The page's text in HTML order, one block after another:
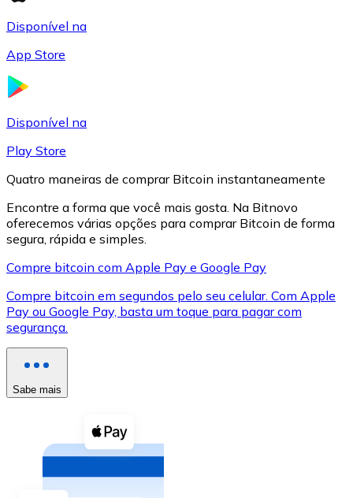
XRP
XRP
Ver tudo
Cupons cripto
Compre criptomoedas com dinheiro e outros
Comprar com dinheiro
Disponível na
App Store
Disponível na
Play Store
Quatro maneiras de comprar Bitcoin instantaneamente
Encontre a forma que você mais gosta. Na Bitnovo
oferecemos várias opções para comprar Bitcoin de forma
segura, rápida e simples.
Compre bitcoin com Apple Pay e Google Pay
Compre bitcoin em segundos pelo seu celular. Com Apple
Pay ou Google Pay, basta um toque para pagar com
segurança.
Sabe mais